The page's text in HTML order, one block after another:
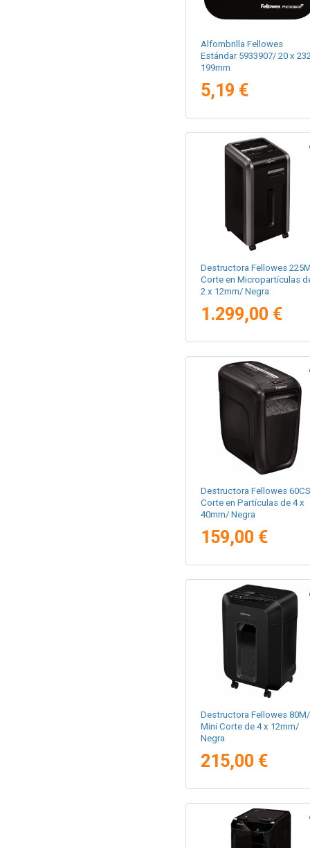
Alfombrilla Fellowes
Estándar 5933907/ 20 x
199mm
5,19 €
Destructora Fellowes
Corte en Micropartículas
2 x 12mm/ Negra
1.299,00 €
Destructora Fellowes
Corte en Partículas de 4 x
40mm/ Negra
159,00 €
Destructora Fellowes 80M/
Mini Corte de 4 x 12mm/
Negra
215,00 €